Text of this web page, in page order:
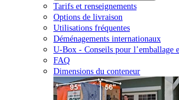
Tarifs et renseignements
Options de livraison
Utilisations fréquentes
Déménagements internationaux
U-Box - Conseils pour l’emballage
FAQ
Dimensions du conteneur